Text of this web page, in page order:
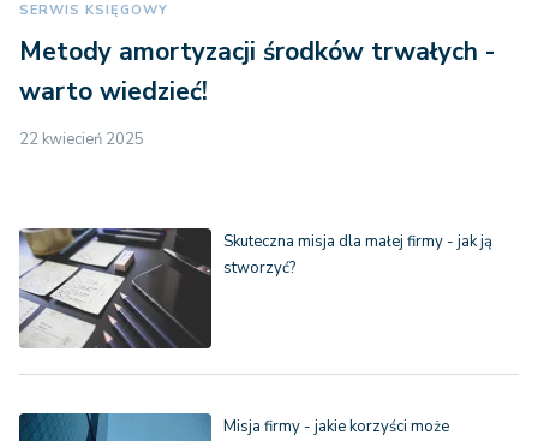
SERWIS KSIĘGOWY
Metody amortyzacji środków trwałych -
warto wiedzieć!
22 kwiecień 2025
Skuteczna misja dla małej firmy - jak ją
stworzyć?
Misja firmy - jakie korzyści może